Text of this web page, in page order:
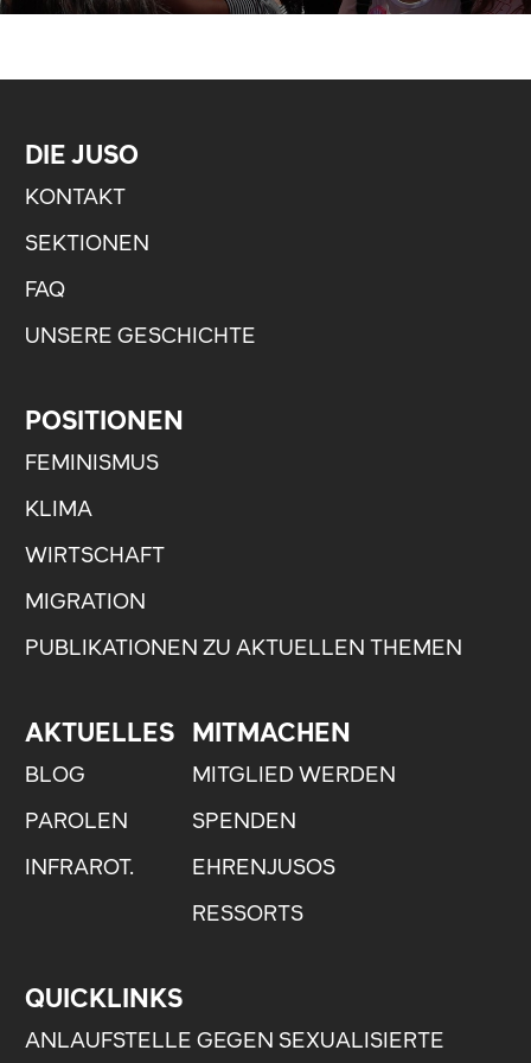
DIE JUSO
KONTAKT
SEKTIONEN
FAQ
UNSERE GESCHICHTE
POSITIONEN
FEMINISMUS
KLIMA
WIRTSCHAFT
MIGRATION
PUBLIKATIONEN ZU AKTUELLEN THEMEN
AKTUELLES
BLOG
PAROLEN
INFRAROT.
MITMACHEN
MITGLIED WERDEN
SPENDEN
EHRENJUSOS
RESSORTS
QUICKLINKS
ANLAUFSTELLE GEGEN SEXUALISIERTE